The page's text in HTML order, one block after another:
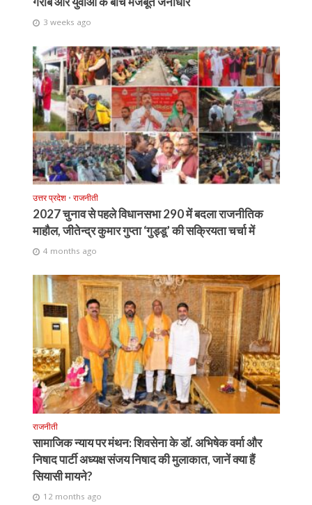
3 weeks ago
उत्तर प्रदेश • राजनीती
2027 चुनाव से पहले विधानसभा 290 में बदला राजनीतिक
माहौल, जीतेन्द्र कुमार गुप्ता ‘गुड्डू’ की सक्रियता चर्चा में
4 months ago
राजनीती
सामाजिक न्याय पर मंथन: शिवसेना के डॉ. अभिषेक वर्मा और
निषाद पार्टी अध्यक्ष संजय निषाद की मुलाकात, जानें क्या हैं
सियासी मायने?
12 months ago